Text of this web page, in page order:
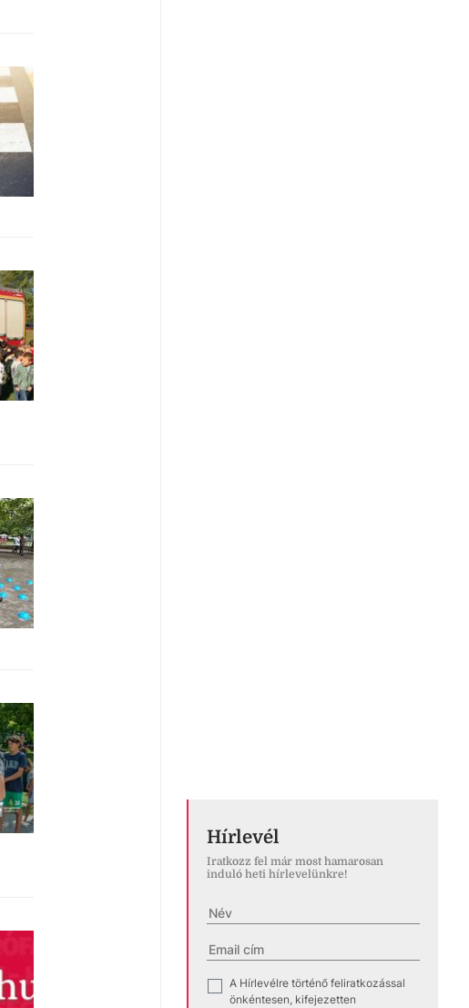
Hírlevél
Iratkozz fel már most hamarosan
induló heti hírlevelünkre!
A Hírlevélre történő feliratkozással
önkéntesen, kifejezetten